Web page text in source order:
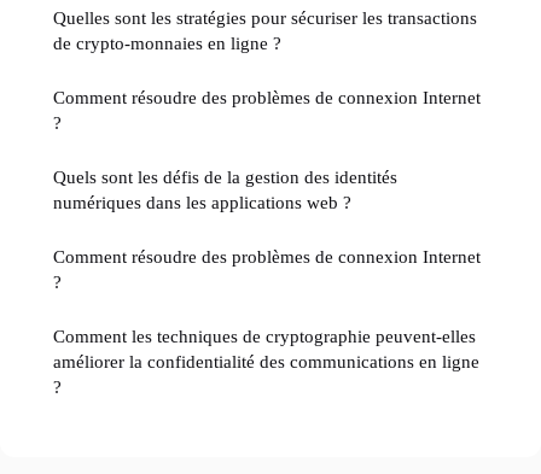
Quelles sont les stratégies pour sécuriser les transactions
de crypto-monnaies en ligne ?
Comment résoudre des problèmes de connexion Internet
?
Quels sont les défis de la gestion des identités
numériques dans les applications web ?
Comment résoudre des problèmes de connexion Internet
?
Comment les techniques de cryptographie peuvent-elles
améliorer la confidentialité des communications en ligne
?